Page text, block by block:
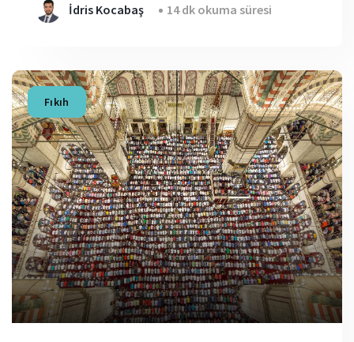
İdris Kocabaş 14 dk okuma süresi
Fıkıh